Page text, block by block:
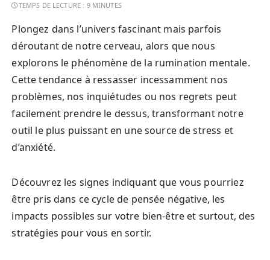
Plongez dans l’univers fascinant mais parfois
déroutant de notre cerveau, alors que nous
explorons le phénomène de la rumination mentale.
Cette tendance à ressasser incessamment nos
problèmes, nos inquiétudes ou nos regrets peut
facilement prendre le dessus, transformant notre
outil le plus puissant en une source de stress et
d’anxiété.
Découvrez les signes indiquant que vous pourriez
être pris dans ce cycle de pensée négative, les
impacts possibles sur votre bien-être et surtout, des
stratégies pour vous en sortir.